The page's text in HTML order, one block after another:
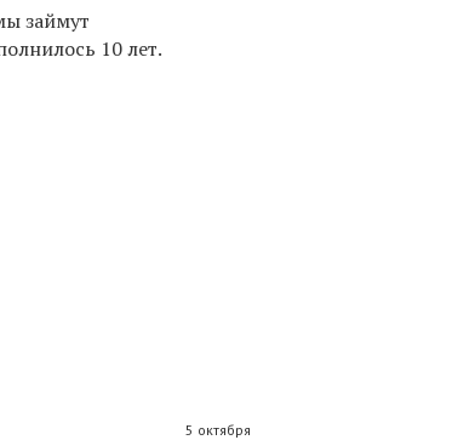
займут
10 лет.
5 октября